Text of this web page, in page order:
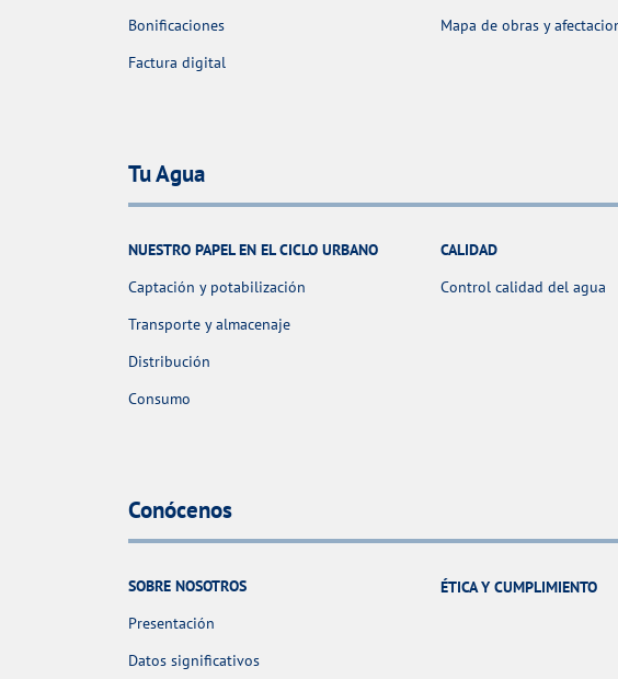
Bonificaciones
Factura digital
Mapa de obras y
Tu Agua
NUESTRO PAPEL EN EL CICLO URBANO
Captación y potabilización
Transporte y almacenaje
Distribución
Consumo
CALIDAD
Control calidad del agua
Conócenos
SOBRE NOSOTROS
Presentación
Datos significativos
ÉTICA Y CUMPLIMIENTO